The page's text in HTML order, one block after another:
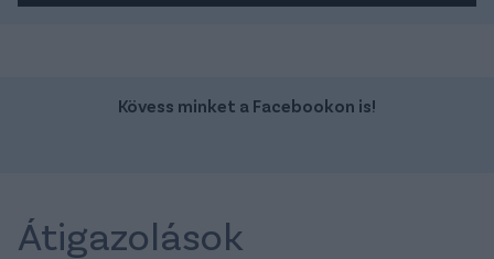
Kövess minket a Facebookon is!
Átigazolások